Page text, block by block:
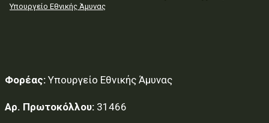
Υπουργείο Εθνικής Άμυνας
Φορέας: Υπουργείο Εθνικής Άμυνας
Αρ. Πρωτοκόλλου: 31466